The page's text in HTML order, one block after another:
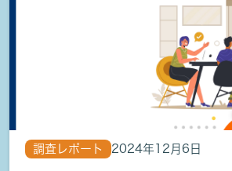
調査レポート 2024年12月6日